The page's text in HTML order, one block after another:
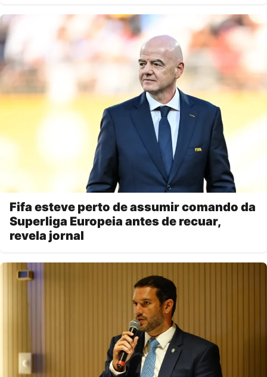
Fifa esteve perto de assumir comando da
Superliga Europeia antes de recuar,
revela jornal